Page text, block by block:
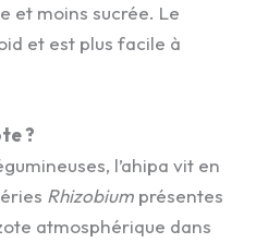
et moins sucrée. Le
et est plus facile à
?
l’ahipa vit en
Rhizobium présentes
atmosphérique dans